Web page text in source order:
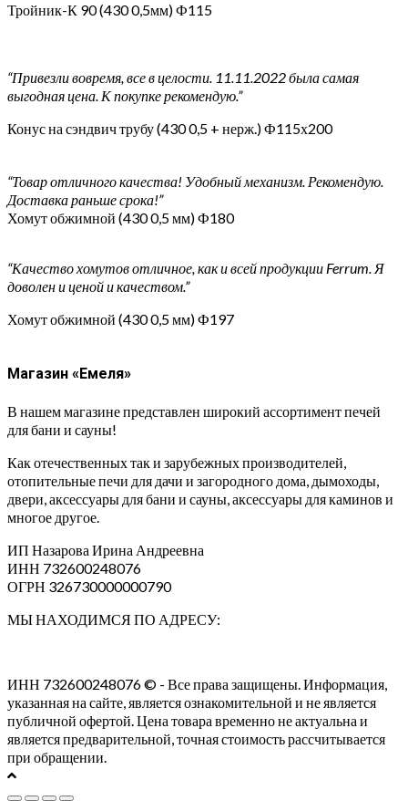
Тройник-К 90 (430 0,5мм) Ф115
“Привезли вовремя, все в целости. 11.11.2022 была самая
выгодная цена. К покупке рекомендую.”
Конус на сэндвич трубу (430 0,5 + нерж.) Ф115х200
“Товар отличного качества! Удобный механизм. Рекомендую.
Доставка раньше срока!”
Хомут обжимной (430 0,5 мм) Ф180
“Качество хомутов отличное, как и всей продукции Ferrum. Я
доволен и ценой и качеством.”
Хомут обжимной (430 0,5 мм) Ф197
Магазин «Емеля»
В нашем магазине представлен широкий ассортимент печей
для бани и сауны!
Как отечественных так и зарубежных производителей,
отопительные печи для дачи и загородного дома, дымоходы,
двери, аксессуары для бани и сауны, аксессуары для каминов и
многое другое.
ИП Назарова Ирина Андреевна⁠
ИНН 732600248076
ОГРН 326730000000790
МЫ НАХОДИМСЯ ПО АДРЕСУ:
ИНН 732600248076 © - Все права защищены. Информация,
указанная на сайте, является ознакомительной и не является
публичной офертой. Цена товара временно не актуальна и
является предварительной, точная стоимость рассчитывается
при обращении.